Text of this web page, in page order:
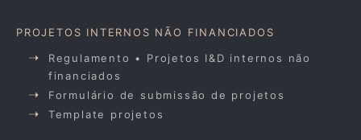
PROJETOS INTERNOS NÃO FINANCIADOS
Regulamento • Projetos I&D internos não
financiados
Formulário de submissão de projetos
Template projetos